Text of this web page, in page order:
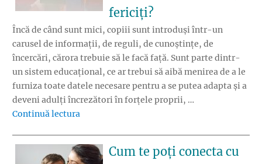
fericiți?
Încă de când sunt mici, copiii sunt introduși într-un
carusel de informații, de reguli, de cunoștințe, de
încercări, cărora trebuie să le facă față. Sunt parte dintr-
un sistem educațional, ce ar trebui să aibă menirea de a le
furniza toate datele necesare pentru a se putea adapta și a
deveni adulți încrezători în forțele proprii, …
Continuă lectura
Cum te poți conecta cu